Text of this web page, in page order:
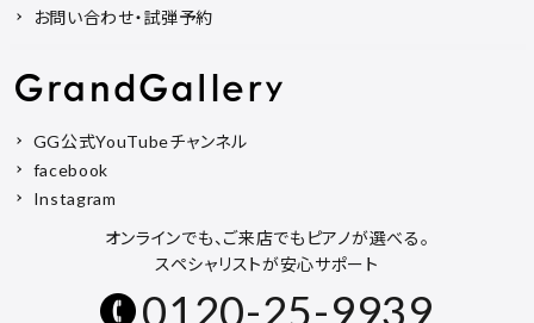
お問い合わせ・試弾予約
GG公式YouTubeチャンネル
facebook
Instagram
オンラインでも、ご来店でもピアノが選べる。
スペシャリストが安心サポート
0120-25-9939